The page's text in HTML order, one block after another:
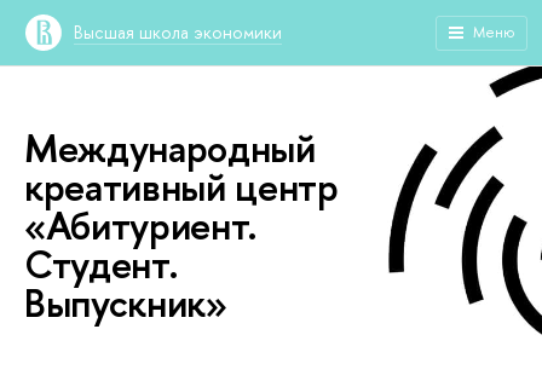
Высшая школа экономики Меню
Международный
креативный центр
«Абитуриент.
Студент.
Выпускник»